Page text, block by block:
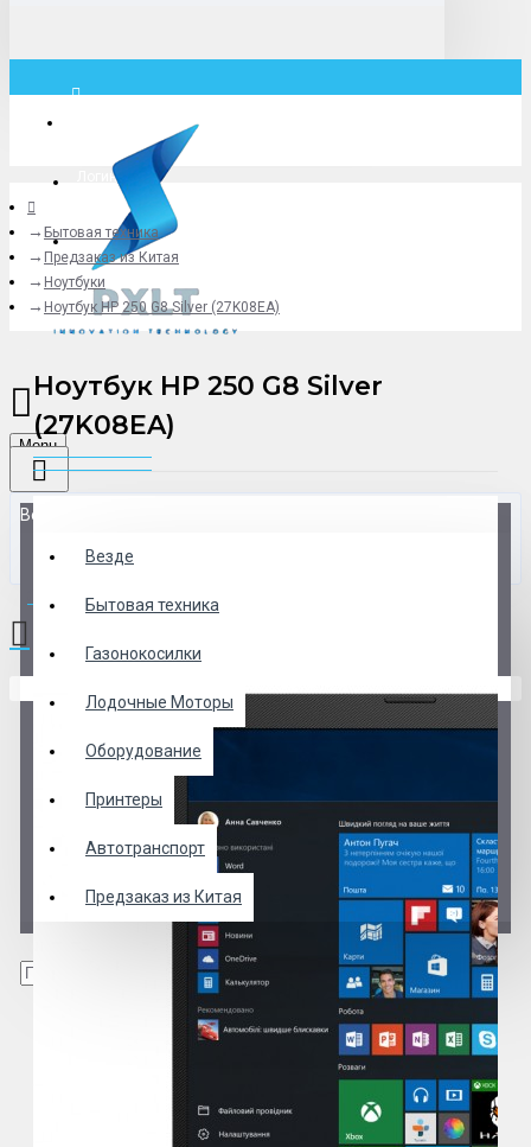
Логин
+79775619766
Menu
Везде
Везде
Бытовая техника
Газонокосилки
Лодочные Моторы
Оборудование
Принтеры
Автотранспорт
Предзаказ из Китая
0 товар(ов) - 0 р.
Бытовая техника
Предзаказ из Китая
Ноутбуки
Ноутбук HP 250 G8 Silver (27K08EA)
Ноутбук HP 250 G8 Silver
(27K08EA)